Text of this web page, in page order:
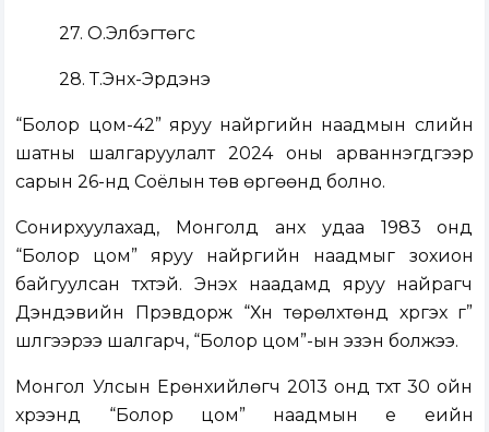
27. О.Элбэгтөгс
28. Т.Энх-Эрдэнэ
“Болор цом-42” яруу найргийн наадмын сүүлийн
шатны шалгаруулалт 2024 оны арваннэгдүгээр
сарын 26-нд Соёлын төв өргөөнд болно.
Сонирхуулахад, Монголд анх удаа 1983 онд
“Болор цом” яруу найргийн наадмыг зохион
байгуулсан түүхтэй. Энэхүү наадамд яруу найрагч
Дэндэвийн Пүрэвдорж “Хүн төрөлхтөнд хүргэх үг”
шүлгээрээ шалгарч, “Болор цом”-ын эзэн болжээ.
Монгол Улсын Ерөнхийлөгч 2013 онд түүхт 30 ойн
хүрээнд “Болор цом” наадмын үе үеийн